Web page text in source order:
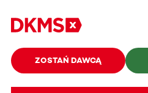
ZOSTAŃ DAWCĄ